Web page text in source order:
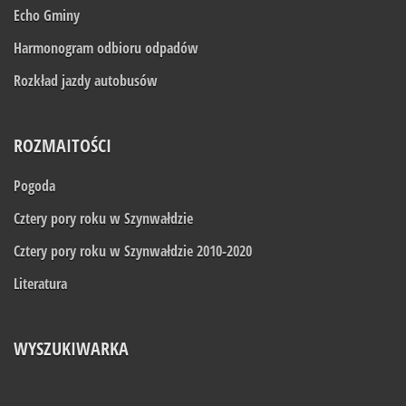
Echo Gminy
Harmonogram odbioru odpadów
Rozkład jazdy autobusów
ROZMAITOŚCI
Pogoda
Cztery pory roku w Szynwałdzie
Cztery pory roku w Szynwałdzie 2010-2020
Literatura
WYSZUKIWARKA